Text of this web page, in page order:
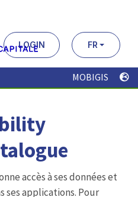
LOGIN FR
MOBIGIS
accès à ses données et
ses applications. Pour